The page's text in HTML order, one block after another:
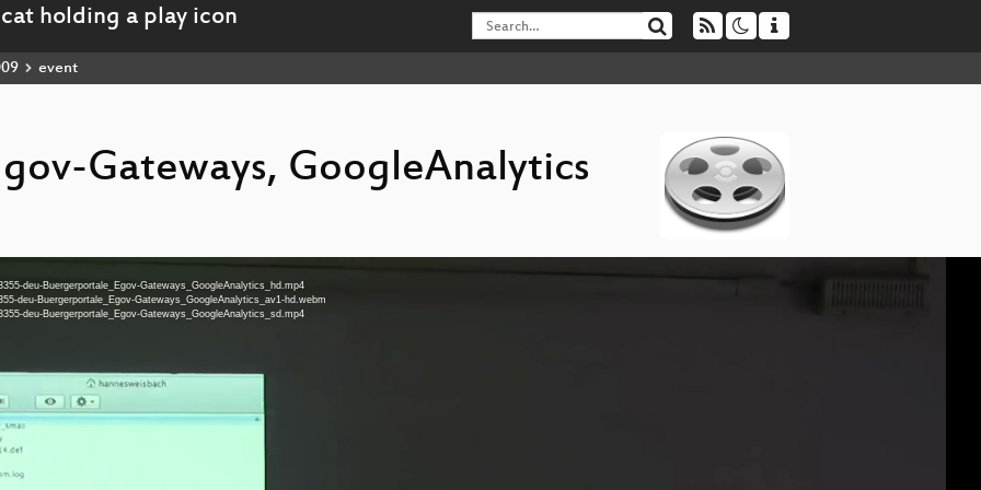
event
Gateways, GoogleAnalytics
deu-Buergerportale_Egov-Gateways_GoogleAnalytics_hd.mp4
deu-Buergerportale_Egov-Gateways_GoogleAnalytics_av1-hd.webm
deu-Buergerportale_Egov-Gateways_GoogleAnalytics_sd.mp4